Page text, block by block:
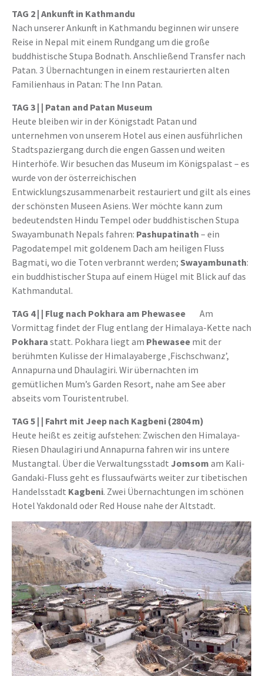
TAG 2 | Ankunft in Kathmandu
Nach unserer Ankunft in Kathmandu beginnen wir unsere
Reise in Nepal mit einem Rundgang um die große
buddhistische Stupa Bodnath. Anschließend Transfer nach
Patan. 3 Übernachtungen in einem restaurierten alten
Familienhaus in Patan: The Inn Patan.
TAG 3 | | Patan and Patan Museum
Heute bleiben wir in der Königstadt Patan und
unternehmen von unserem Hotel aus einen ausführlichen
Stadtspaziergang durch die engen Gassen und weiten
Hinterhöfe. Wir besuchen das Museum im Königspalast – es
wurde von der österreichischen
Entwicklungszusammenarbeit restauriert und gilt als eines
der schönsten Museen Asiens. Wer möchte kann zum
bedeutendsten Hindu Tempel oder buddhistischen Stupa
Swayambunath Nepals fahren: Pashupatinath – ein
Pagodatempel mit goldenem Dach am heiligen Fluss
Bagmati, wo die Toten verbrannt werden; Swayambunath:
ein buddhistischer Stupa auf einem Hügel mit Blick auf das
Kathmandutal.
TAG 4 | | Flug nach Pokhara am Phewasee Am
Vormittag findet der Flug entlang der Himalaya-Kette nach
Pokhara statt. Pokhara liegt am Phewasee mit der
berühmten Kulisse der Himalayaberge ‚Fischschwanz’,
Annapurna und Dhaulagiri. Wir übernachten im
gemütlichen Mum’s Garden Resort, nahe am See aber
abseits vom Touristentrubel.
TAG 5 | | Fahrt mit Jeep nach Kagbeni (2804 m)
Heute heißt es zeitig aufstehen: Zwischen den Himalaya-
Riesen Dhaulagiri und Annapurna fahren wir ins untere
Mustangtal. Über die Verwaltungsstadt Jomsom am Kali-
Gandaki-Fluss geht es flussaufwärts weiter zur tibetischen
Handelsstadt Kagbeni. Zwei Übernachtungen im schönen
Hotel Yakdonald oder Red House nahe der Altstadt.